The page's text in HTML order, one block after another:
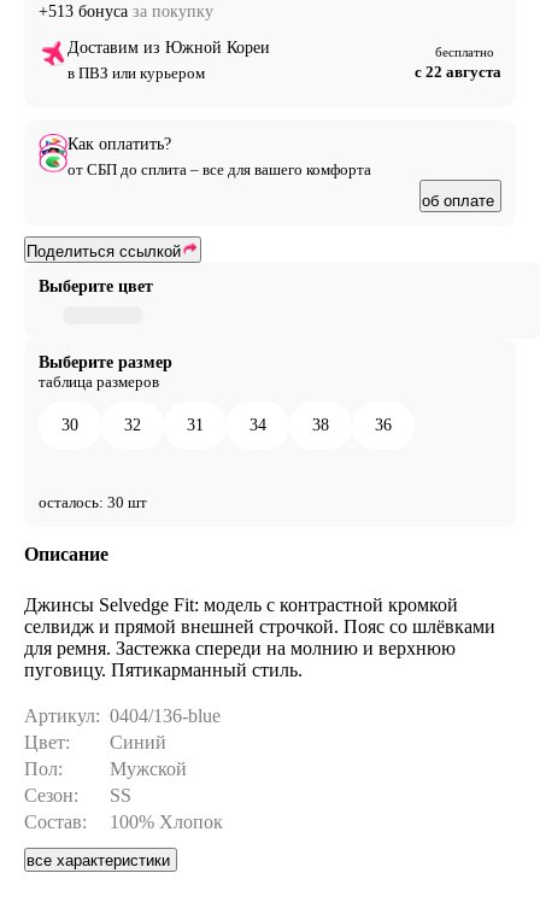
Выберите цвет
Выберите размер
таблица размеров
30 32 31 34 38 36
осталось: 30 шт
+513 бонуса за покупку
Доставим из Южной Кореи
в ПВЗ или курьером
бесплатно
с 22 августа
Как оплатить?
от СБП до сплита – все для вашего комфорта
об оплате
Поделиться ссылкой
Описание
Джинсы Selvedge Fit: модель с контрастной кромкой
селвидж и прямой внешней строчкой. Пояс со шлёвками
для ремня. Застежка спереди на молнию и верхнюю
пуговицу. Пятикарманный стиль.
Артикул: 0404/136-blue
Цвет:
Синий
Пол:
Мужской
Сезон:
SS
Состав:
100% Хлопок
все характеристики